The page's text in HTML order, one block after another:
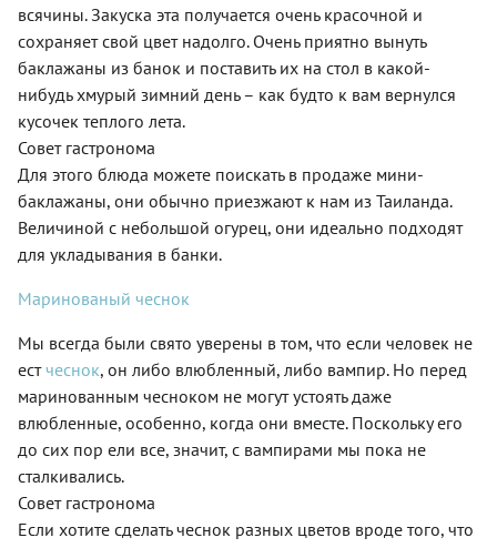
всячины. Закуска эта получается очень красочной и
сохраняет свой цвет надолго. Очень приятно вынуть
баклажаны из банок и поставить их на стол в какой-
нибудь хмурый зимний день – как будто к вам вернулся
кусочек теплого лета.
Совет гастронома
Для этого блюда можете поискать в продаже мини-
баклажаны, они обычно приезжают к нам из Таиланда.
Величиной с небольшой огурец, они идеально подходят
для укладывания в банки.
Маринованый чеснок
Мы всегда были свято уверены в том, что если человек не
естчеснок, он либо влюбленный, либо вампир. Но перед
маринованным чесноком не могут устоять даже
влюбленные, особенно, когда они вместе. Поскольку его
до сих пор ели все, значит, с вампирами мы пока не
сталкивались.
Совет гастронома
Если хотите сделать чеснок разных цветов вроде того, что